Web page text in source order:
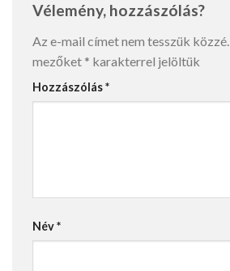
Vélemény, hozzászólás?
Az e-mail címet nem tesszük közzé.
mezőket * karakterrel jelöltük
Hozzászólás*
Név*